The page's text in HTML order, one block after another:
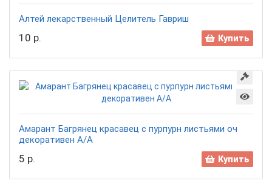
Алтей лекарственный Целитель Гавриш
10 р. Купить
Амарант Багрянец красавец с пурпурн листьями оч
декоративен А/А
5 р. Купить